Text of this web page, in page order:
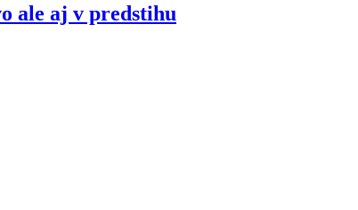
ale aj v predstihu